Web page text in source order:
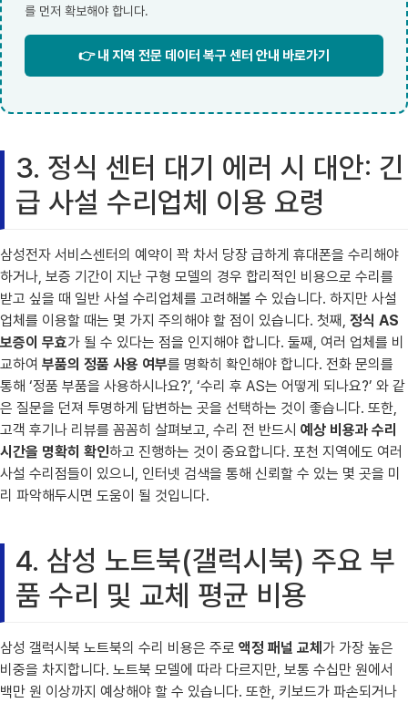
를 먼저 확보해야 합니다.
👉 내 지역 전문 데이터 복구 센터 안내 바로가기
3. 정식 센터 대기 에러 시 대안: 긴
급 사설 수리업체 이용 요령
삼성전자 서비스센터의 예약이 꽉 차서 당장 급하게 휴대폰을 수리해야
하거나, 보증 기간이 지난 구형 모델의 경우 합리적인 비용으로 수리를
받고 싶을 때 일반 사설 수리업체를 고려해볼 수 있습니다. 하지만 사설
업체를 이용할 때는 몇 가지 주의해야 할 점이 있습니다. 첫째, 정식 AS
보증이 무효가 될 수 있다는 점을 인지해야 합니다. 둘째, 여러 업체를 비
교하여 부품의 정품 사용 여부를 명확히 확인해야 합니다. 전화 문의를
통해 ‘정품 부품을 사용하시나요?’, ‘수리 후 AS는 어떻게 되나요?’ 와 같
은 질문을 던져 투명하게 답변하는 곳을 선택하는 것이 좋습니다. 또한,
고객 후기나 리뷰를 꼼꼼히 살펴보고, 수리 전 반드시 예상 비용과 수리
시간을 명확히 확인하고 진행하는 것이 중요합니다. 포천 지역에도 여러
사설 수리점들이 있으니, 인터넷 검색을 통해 신뢰할 수 있는 몇 곳을 미
리 파악해두시면 도움이 될 것입니다.
4. 삼성 노트북(갤럭시북) 주요 부
품 수리 및 교체 평균 비용
삼성 갤럭시북 노트북의 수리 비용은 주로 액정 패널 교체 가 가장 높은
비중을 차지합니다. 노트북 모델에 따라 다르지만, 보통 수십만 원에서
백만 원 이상까지 예상해야 할 수 있습니다. 또한, 키보드가 파손되거나